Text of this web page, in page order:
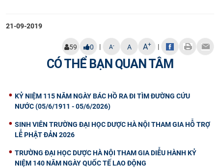
21-09-2019
59 0 | A- A A+ |
CÓ THỂ BẠN QUAN TÂM
KỶ NIỆM 115 NĂM NGÀY BÁC HỒ RA ĐI TÌM ĐƯỜNG CỨU
NƯỚC (05/6/1911 - 05/6/2026)
SINH VIÊN TRƯỜNG ĐẠI HỌC DƯỢC HÀ NỘI THAM GIA HỖ TRỢ
LỄ PHẬT ĐẢN 2026
TRƯỜNG ĐẠI HỌC DƯỢC HÀ NỘI THAM GIA DIỄU HÀNH KỶ
NIỆM 140 NĂM NGÀY QUỐC TẾ LAO ĐỘNG